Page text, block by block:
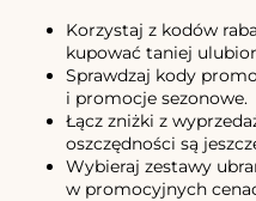
Korzystaj z kodów
kupować taniej
Sprawdzaj kody
i promocje sezonowe.
Łącz zniżki z
oszczędności są
Wybieraj zestawy
w promocyjnych